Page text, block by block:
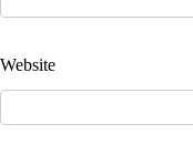
Website